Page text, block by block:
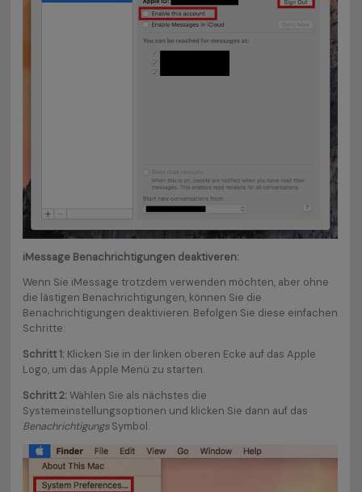
iMessage Benachrichtigungen deaktiveren:
Wenn Sie iMessage trotzdem verwenden möchten, aber ohne
die lästigen Benachrichtigungen, können Sie die
Benachrichtigungen deaktivieren. Befolgen Sie diese einfachen
Schritte:
Schritt 1: Klicken Sie in der linken oberen Ecke auf das Apple
Logo, um das Apple Menü zu starten.
Schritt 2: Wählen Sie als nächstes die
Systemeinstellungsoptionen und klicken Sie dann auf das
BenachrichtigungsSymbol.